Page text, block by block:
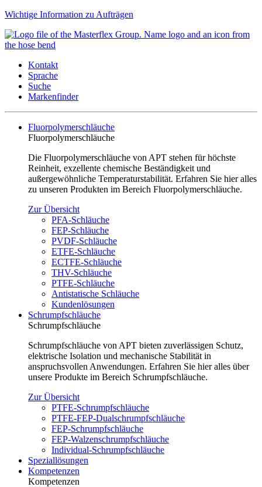
Wichtige Information zu Aufträgen
Kontakt
Sprache
Suche
Markenfinder
Fluorpolymerschläuche
Fluorpolymerschläuche
Die Fluorpolymerschläuche von APT stehen für höchste
Reinheit, exzellente chemische Beständigkeit und
außergewöhnliche Temperaturstabilität. Erfahren Sie hier alles
zu unseren Produkten im Bereich Fluorpolymerschläuche.
Zur Übersicht
PFA-Schläuche
FEP-Schläuche
PVDF-Schläuche
ETFE-Schläuche
ECTFE-Schläuche
THV-Schläuche
PTFE-Schläuche
Antistatische Schläuche
Kundenlösungen
Schrumpfschläuche
Schrumpfschläuche
Schrumpfschläuche von APT bieten zuverlässigen Schutz,
elektrische Isolation und mechanische Stabilität in
anspruchsvollen Anwendungen. Erfahren Sie hier alles über
unsere Produkte im Bereich Schrumpfschläuche.
Zur Übersicht
PTFE-Schrumpfschläuche
PTFE-FEP-Dualschrumpfschläuche
FEP-Schrumpfschläuche
FEP-Walzenschrumpfschläuche
Individual-Schrumpfschläuche
Speziallösungen
Kompetenzen
Kompetenzen